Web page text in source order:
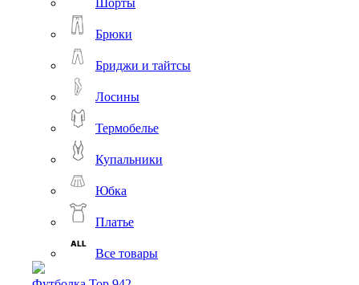
Шорты
Брюки
Бриджи и тайтсы
Лосины
Термобелье
Купальники
Юбка
Платье
Все товары